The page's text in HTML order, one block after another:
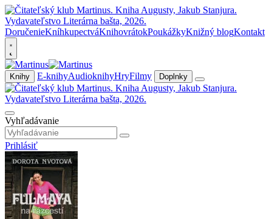
DoručenieKníhkupectváKnihovrátokPoukážkyKnižný blogKontakt
Knihy E-knihyAudioknihyHryFilmy Doplnky
Vyhľadávanie
Prihlásiť